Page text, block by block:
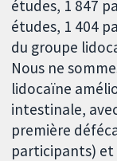
études, 1 847
études, 1 404
du groupe
Nous ne
lidocaïne
intestinale,
première
participants) et